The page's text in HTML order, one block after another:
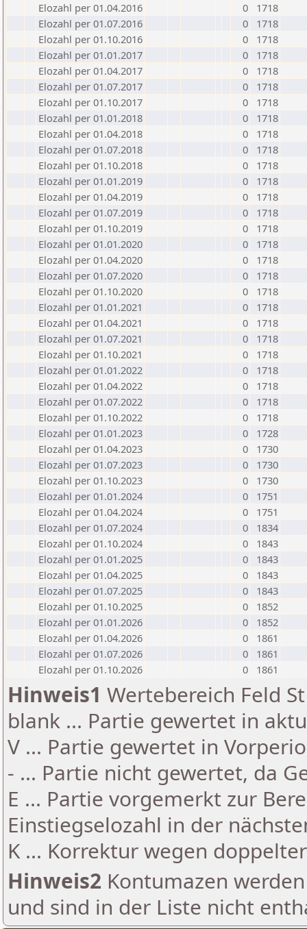
Elozahl per 01.04.2016
0
1718
Elozahl per 01.07.2016
0
1718
Elozahl per 01.10.2016
0
1718
Elozahl per 01.01.2017
0
1718
Elozahl per 01.04.2017
0
1718
Elozahl per 01.07.2017
0
1718
Elozahl per 01.10.2017
0
1718
Elozahl per 01.01.2018
0
1718
Elozahl per 01.04.2018
0
1718
Elozahl per 01.07.2018
0
1718
Elozahl per 01.10.2018
0
1718
Elozahl per 01.01.2019
0
1718
Elozahl per 01.04.2019
0
1718
Elozahl per 01.07.2019
0
1718
Elozahl per 01.10.2019
0
1718
Elozahl per 01.01.2020
0
1718
Elozahl per 01.04.2020
0
1718
Elozahl per 01.07.2020
0
1718
Elozahl per 01.10.2020
0
1718
Elozahl per 01.01.2021
0
1718
Elozahl per 01.04.2021
0
1718
Elozahl per 01.07.2021
0
1718
Elozahl per 01.10.2021
0
1718
Elozahl per 01.01.2022
0
1718
Elozahl per 01.04.2022
0
1718
Elozahl per 01.07.2022
0
1718
Elozahl per 01.10.2022
0
1718
Elozahl per 01.01.2023
0
1728
Elozahl per 01.04.2023
0
1730
Elozahl per 01.07.2023
0
1730
Elozahl per 01.10.2023
0
1730
Elozahl per 01.01.2024
0
1751
Elozahl per 01.04.2024
0
1751
Elozahl per 01.07.2024
0
1834
Elozahl per 01.10.2024
0
1843
Elozahl per 01.01.2025
0
1843
Elozahl per 01.04.2025
0
1843
Elozahl per 01.07.2025
0
1843
Elozahl per 01.10.2025
0
1852
Elozahl per 01.01.2026
0
1852
Elozahl per 01.04.2026
0
1861
Elozahl per 01.07.2026
0
1861
Elozahl per 01.10.2026
0 1861
Hinweis1 Wertebereich Feld
blank ... Partie gewertet in
V ... Partie gewertet in
- ... Partie nicht gewertet, da
E ... Partie vorgemerkt zur
Einstiegselozahl in der
K ... Korrektur wegen
Hinweis2 Kontumazen
und sind in der Liste nicht